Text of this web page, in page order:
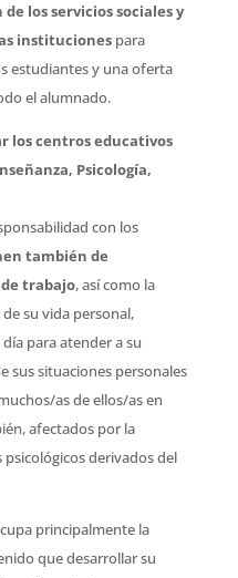
los servicios sociales y
instituciones para
estudiantes y una oferta
el alumnado.
los centros educativos
Psicología,
con los
también de
trabajo, así como la
su vida personal,
para atender a su
sus situaciones personales
as de ellos/as en
afectados por la
derivados del
principalmente la
que desarrollar su